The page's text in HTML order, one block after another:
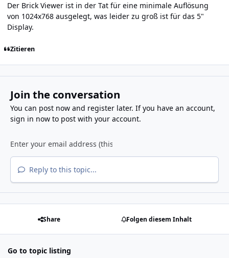
Der Brick Viewer ist in der Tat für eine minimale Auflösung
von 1024x768 ausgelegt, was leider zu groß ist für das 5"
Display.
Zitieren
Join the conversation
You can post now and register later. If you have an account,
sign in nowto post with your account.
Reply to this topic...
Share Folgen diesem Inhalt
Go to topic listing